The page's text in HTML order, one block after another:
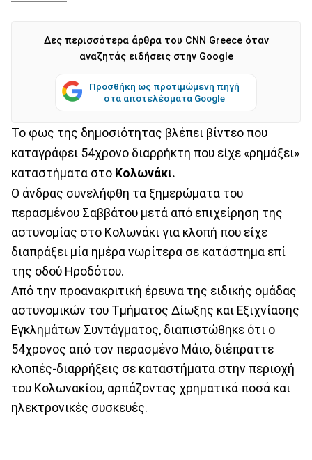
Δες περισσότερα άρθρα του CNN Greece όταν
αναζητάς ειδήσεις στην Google
Προσθήκη ως προτιμώμενη πηγή
στα αποτελέσματα Google
Το φως της δημοσιότητας βλέπει βίντεο που
καταγράφει 54χρονο διαρρήκτη που είχε «ρημάξει»
καταστήματα στο Κολωνάκι.
Ο άνδρας συνελήφθη τα ξημερώματα του
περασμένου Σαββάτου μετά από επιχείρηση της
αστυνομίας στο Κολωνάκι για κλοπή που είχε
διαπράξει μία ημέρα νωρίτερα σε κατάστημα επί
της οδού Ηροδότου.
Από την προανακριτική έρευνα της ειδικής ομάδας
αστυνομικών του Τμήματος Δίωξης και Εξιχνίασης
Εγκλημάτων Συντάγματος, διαπιστώθηκε ότι ο
54χρονος από τον περασμένο Μάιο, διέπραττε
κλοπές-διαρρήξεις σε καταστήματα στην περιοχή
του Κολωνακίου, αρπάζοντας χρηματικά ποσά και
ηλεκτρονικές συσκευές.